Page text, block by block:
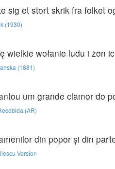
sig et stort skrik fra folket
(1930)
wielkie wołanie ludu i żon
(1881)
um grande clamor do
(AR)
din popor şi din
Version